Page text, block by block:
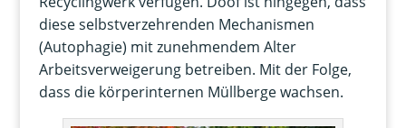
diese selbstverzehrenden Mechanismen
(Autophagie) mit zunehmendem Alter
Arbeitsverweigerung betreiben. Mit der Folge,
dass die körperinternen Müllberge wachsen.